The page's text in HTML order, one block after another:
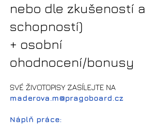
nebo dle zkušeností a
schopností)
+ osobní
ohodnocení/bonusy
SVÉ ŽIVOTOPISY ZASÍLEJTE NA
maderova.m@pragoboard.cz
Náplň práce: